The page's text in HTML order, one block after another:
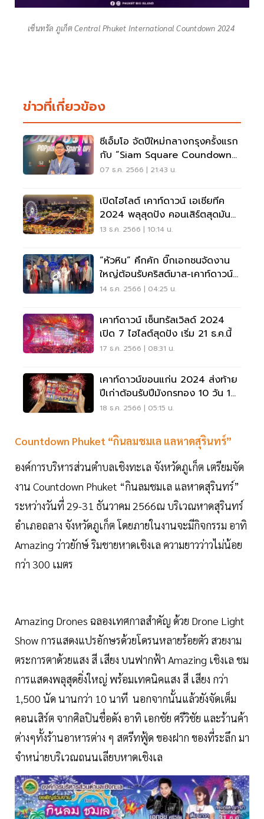
เซ็นทรัล ภูเก็ต Central Phuket International Countdown 2024
ข่าวที่เกี่ยวข้อง
ซีเอ็มโอ จัดปีใหม่กลางกรุงครั้งแรก
กับ “Siam Square Coundown
2024”
07 ธ.ค. 2566 | 21:43 น.
เปิดไฮไลต์ เคาท์ดาวน์ เอเชียทีค
2024 พลุสุดปัง คอนเสิร์ตสุดมันส์
รับปีใหม่
13 ธ.ค. 2566 | 10:14 น.
“หัวหิน” คึกคัก บิ๊กเอกชนจัดงาน
ใหญ่ต้อนรับคริสต์มาส-เคาท์ดาวน์ปี
ใหม่ 2024
14 ธ.ค. 2566 | 04:25 น.
เคาท์ดาวน์ เซ็นทรัลเวิลด์ 2024
เปิด 7 ไฮไลต์สุดปัง เริ่ม 21 ธ.ค.นี้
17 ธ.ค. 2566 | 08:31 น.
เคาท์ดาวน์ขอนแก่น 2024 ส่งท้าย
ปีเก่าต้อนรับปีมังกรทอง 10 วัน 10
คืน
18 ธ.ค. 2566 | 05:15 น.
Countdown Phuket “กินลมชมเล แลหาดสุรินทร์”
องค์การบริหารส่วนตำบลเชิงทะเล จังหวัดภูเก็ต เตรียมจัด
งาน Countdown Phuket “กินลมชมเล แลหาดสุรินทร์”
ระหว่างวันที่ 29-31 ธันวาคม 2566ณ บริเวณหาดสุรินทร์
อำเภอถลาง จังหวัดภูเก็ต โดยภายในงานจะมีกิจกรรม อาทิ
Amazing ว่าวยักษ์ ริมชายหาดเชิงเล ความยาวว่าวไม่น้อย
กว่า 300 เมตร
Amazing Drones ฉลองเทศกาลสำคัญ ด้วย Drone Light
Show การแสดงแปรอักษรด้วยโดรนหลายร้อยตัว สวยงาม
ตระการตาด้วยแสง สี เสียง บนฟากฟ้า Amazing เชิงเล ชม
การแสดงพลุสุดยิ่งใหญ่ พร้อมเทคนิคแสง สี เสียง กว่า
1,500 นัด นานกว่า 10 นาที นอกจากนั้นแล้วยังจัดเต็ม
คอนเสิร์ต จากศิลปินชื่อดัง อาทิ เอกชัย ศรีวิชัย และร้านค้า
ต่างๆทั้งร้านอาหารต่าง ๆ สตรีทฟู้ด ของฝาก ของที่ระลึก มา
จำหน่ายบริเวณถนนเลียบหาดเชิงเล